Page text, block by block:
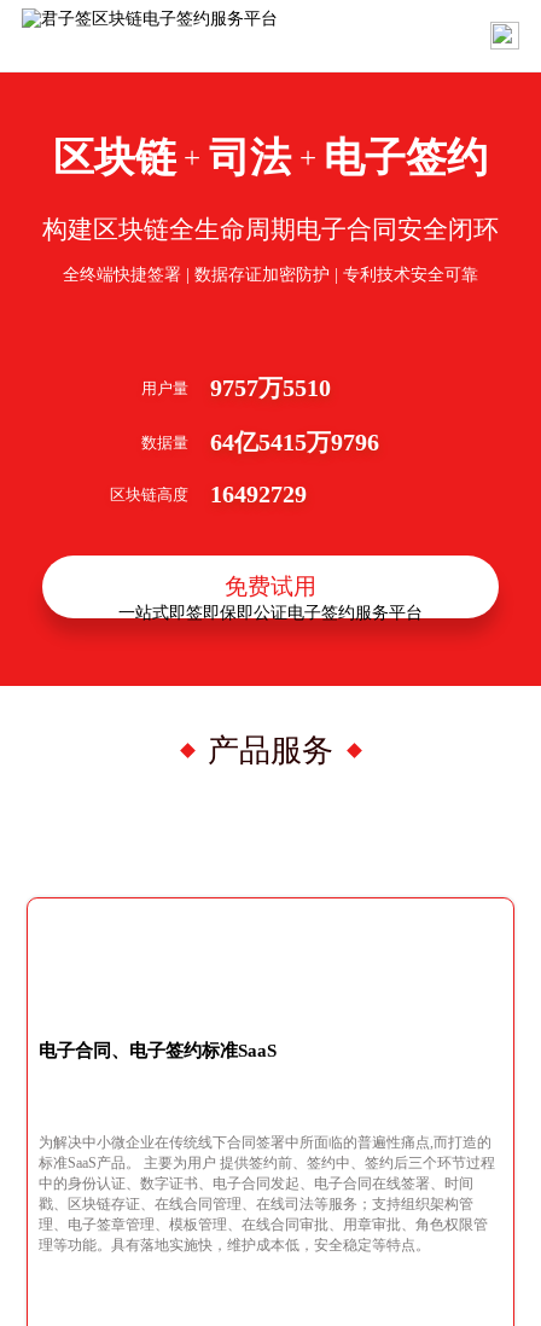
区块链 + 司法 + 电子签约
构建区块链全生命周期电子合同安全闭环
全终端快捷签署 | 数据存证加密防护 | 专利技术安全可靠
用户量 9757万5510
数据量 64亿5415万9796
区块链高度 16492729
免费试用
产品服务
一站式即签即保即公证电子签约服务平台
电子合同、电子签约标准SaaS
为解决中小微企业在传统线下合同签署中所面临的普遍性痛点,而打造的
标准SaaS产品。 主要为用户 提供签约前、签约中、签约后三个环节过程
中的身份认证、数字证书、电子合同发起、电子合同在线签署、时间
戳、区块链存证、在线合同管理、在线司法等服务；支持组织架构管
理、电子签章管理、模板管理、在线合同审批、用章审批、角色权限管
理等功能。具有落地实施快，维护成本低，安全稳定等特点。